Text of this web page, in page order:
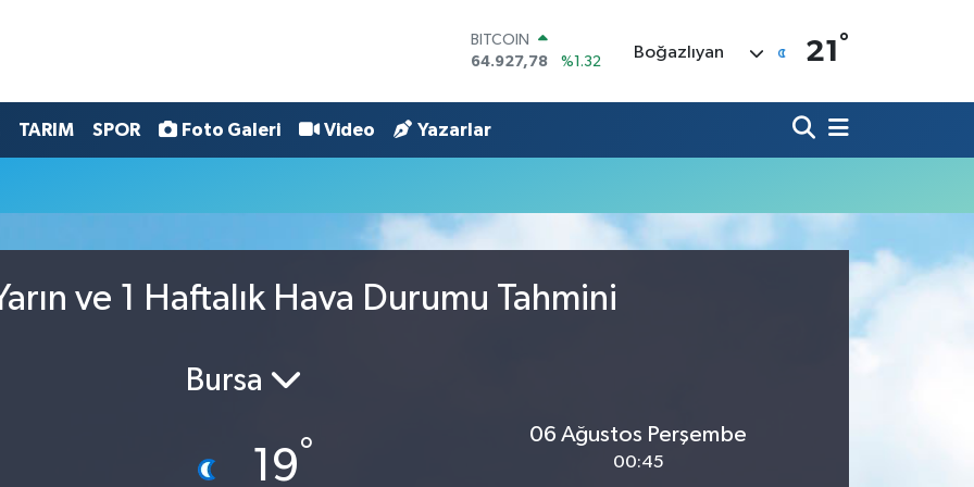
BITCOIN
64.927,78
%1.32
47,5894
%0.08
EURO
GRAM ALTIN
Boğazlıyan 21 °
TARIM SPOR Foto Galeri Video Yazarlar
ve 1 Haftalık Hava Durumu Tahmini
Bursa
19°
06 Ağustos Perşembe
00:45